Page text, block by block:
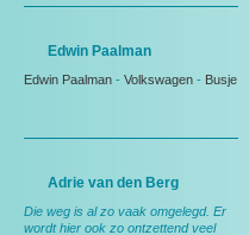
Edwin Paalman
Edwin Paalman - Volkswagen - Busje
Adrie van den Berg
Die weg is al zo vaak omgelegd. Er
wordt hier ook zo ontzettend veel